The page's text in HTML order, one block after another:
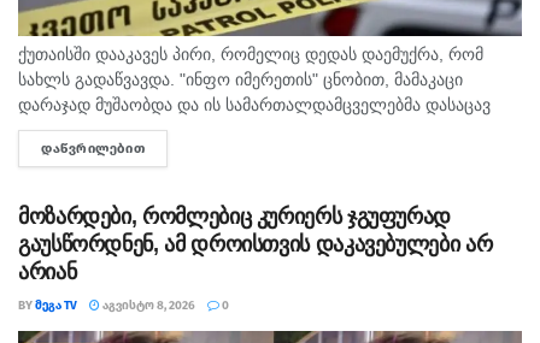
ქუთაისში დააკავეს პირი, რომელიც დედას დაემუქრა, რომ
სახლს გადაწვავდა. "ინფო იმერეთის" ცნობით, მამაკაცი
დარაჯად მუშაობდა და ის სამართალდამცველებმა დასაცავ
ობიექტზე აიყვანეს. შსს-ს ინფორმაციით, დაკავებულს
სისხლის სამართლის კოდექსის 11 პრიმა...
ᲓᲐᲬᲕᲠᲘᲚᲔᲑᲘᲗ
მოზარდები, რომლებიც კურიერს ჯგუფურად
გაუსწორდნენ, ამ დროისთვის დაკავებულები არ
არიან
BYᲛᲔᲒᲐ TV ᲐᲒᲕᲘᲡᲢᲝ 8, 2026 0